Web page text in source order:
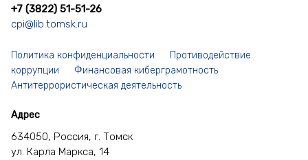
+7 (3822) 51-51-26
cpi@lib.tomsk.ru
Политика конфиденциальности
Противодействие
коррупции
Финансовая киберграмотность
Антитеррористическая деятельность
Адрес
634050, Россия, г. Томск
ул. Карла Маркса, 14